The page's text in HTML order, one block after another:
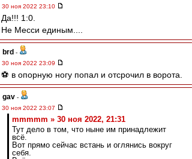
30 ноя 2022 23:10
Да!!! 1:0.
Не Месси единым....
brd -
30 ноя 2022 23:09
⚽ в опорную ногу попал и отсрочил в ворота.
gav -
30 ноя 2022 23:07
mmmmm » 30 ноя 2022, 21:31
Тут дело в том, что ныне им принадлежит
всё.
Вот прямо сейчас встань и оглянись вокруг
себя.